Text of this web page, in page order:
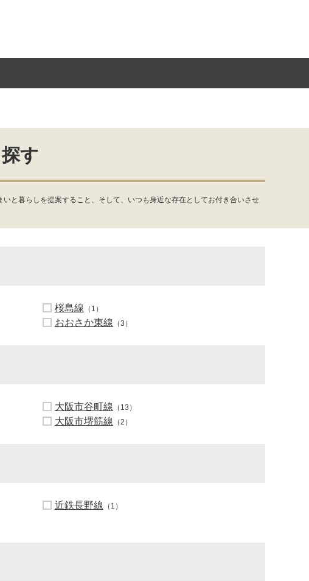
す
と暮らしを提案すること、そして、いつも身近な存在としてお付き合いさせ
桜島線 （1）
おおさか東線 （3）
大阪市谷町線 （13）
大阪市堺筋線 （2）
近鉄長野線 （1）